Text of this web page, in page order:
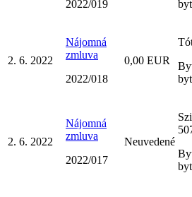
2022/019
2. 6. 2022
Nájomná
zmluva
2022/018
0,00 EUR
2. 6. 2022
Nájomná
zmluva
2022/017
Neuvedené